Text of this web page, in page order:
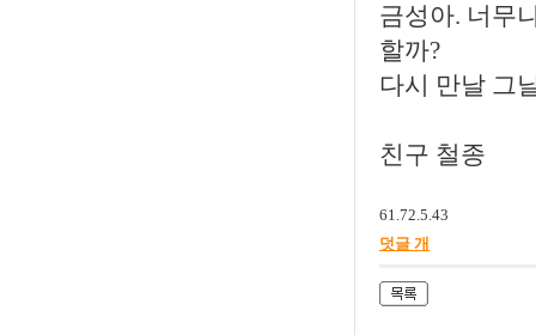
금성아. 너무
할까?
다시 만날 그
친구 철종
61.72.5.43
덧글 개